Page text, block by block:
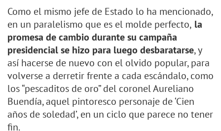
Como el mismo jefe de Estado lo ha mencionado,
en un paralelismo que es el molde perfecto, la
promesa de cambio durante su campaña
presidencial se hizo para luego desbaratarse, y
así hacerse de nuevo con el olvido popular, para
volverse a derretir frente a cada escándalo, como
los “pescaditos de oro” del coronel Aureliano
Buendía, aquel pintoresco personaje de ‘Cien
años de soledad’, en un ciclo que parece no tener
fin.